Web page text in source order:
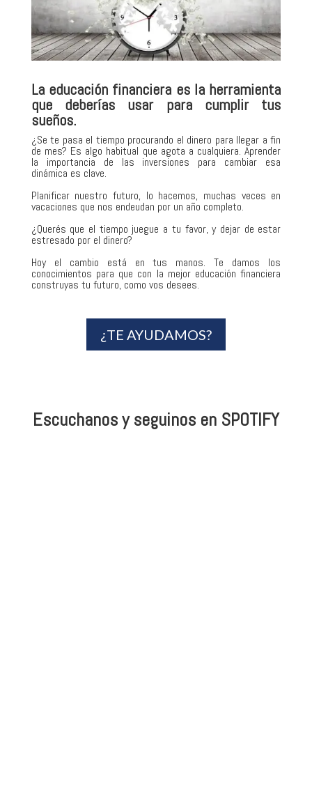
La educación financiera es la herramienta
que deberías usar para cumplir tus
sueños.
¿Se te pasa el tiempo procurando el dinero para llegar a fin
de mes? Es algo habitual que agota a cualquiera. Aprender
la importancia de las inversiones para cambiar esa
dinámica es clave.
Planificar nuestro futuro, lo hacemos, muchas veces en
vacaciones que nos endeudan por un año completo.
¿Querés que el tiempo juegue a tu favor, y dejar de estar
estresado por el dinero?
Hoy el cambio está en tus manos. Te damos los
conocimientos para que con la mejor educación financiera
construyas tu futuro, como vos desees.
¿TE AYUDAMOS?
Escuchanos y seguinos en SPOTIFY